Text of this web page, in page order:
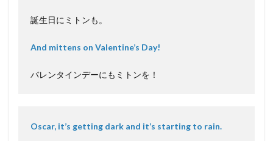
誕生日にミトンも。
And mittens on Valentine’s Day!
バレンタインデーにもミトンを！
Oscar, it’s getting dark and it’s starting to rain.